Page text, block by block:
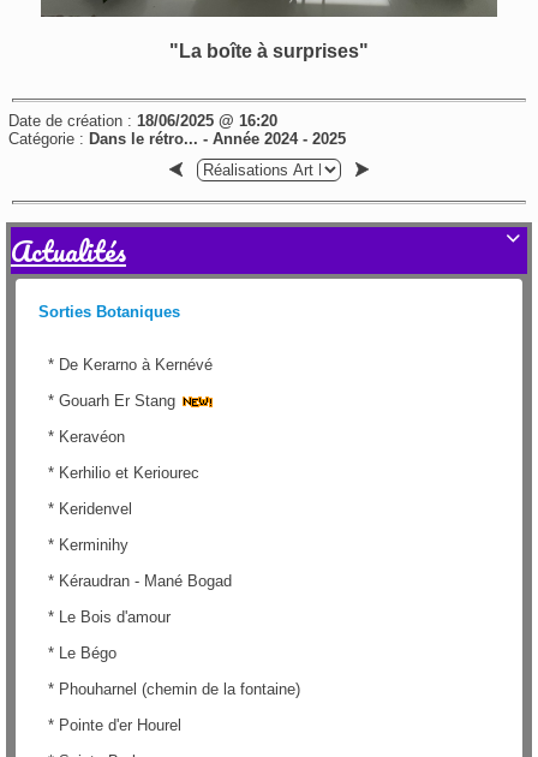
"La boîte à surprises"
Date de création : 18/06/2025 @ 16:20
Catégorie : Dans le rétro... - Année 2024 - 2025

Actualités
Sorties Botaniques
* De Kerarno à Kernévé
* Gouarh Er Stang
* Keravéon
* Kerhilio et Keriourec
* Keridenvel
* Kerminihy
* Kéraudran - Mané Bogad
*
Le Bois d'amour
*
Le Bégo
* Phouharnel (chemin de la fontaine)
* Pointe d'er Hourel